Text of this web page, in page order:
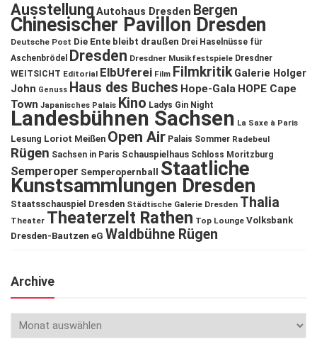
Ausstellung Autohaus Dresden Bergen
Chinesischer Pavillon Dresden
Deutsche Post Die Ente bleibt draußen Drei Haselnüsse für
Aschenbrödel
Dresden Dresdner Musikfestspiele Dresdner
WEITSICHT Editorial ElbUferei Film Filmkritik Galerie Holger
John Genuss Haus des Buches Hope-Gala HOPE Cape
Town Japanisches Palais Kino Ladys Gin Night
Landesbühnen Sachsen La Saxe à Paris
Lesung Loriot Meißen Open Air Palais Sommer Radebeul
Rügen Sachsen in Paris Schauspielhaus Schloss Moritzburg
Semperoper Semperopernball Staatliche
Kunstsammlungen Dresden
Staatsschauspiel Dresden Städtische Galerie Dresden Thalia
Theater Theaterzelt Rathen Top Lounge Volksbank
Dresden-Bautzen eG Waldbühne Rügen
Archive